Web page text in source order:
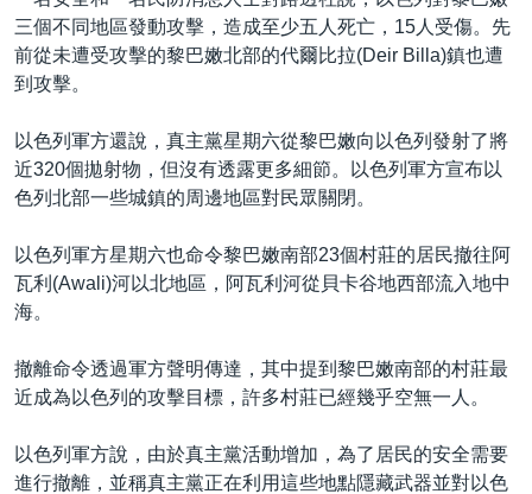
建國史話
廣播節目表
其他語言網站
三個不同地區發動攻擊，造成至少五人死亡，15人受傷。先
前從未遭受攻擊的黎巴嫩北部的代爾比拉(Deir Billa)鎮也遭
到攻擊。
以色列軍方還說，真主黨星期六從黎巴嫩向以色列發射了將
近320個拋射物，但沒有透露更多細節。以色列軍方宣布以
色列北部一些城鎮的周邊地區對民眾關閉。
以色列軍方星期六也命令黎巴嫩南部23個村莊的居民撤往阿
瓦利(Awali)河以北地區，阿瓦利河從貝卡谷地西部流入地中
海。
撤離命令透過軍方聲明傳達，其中提到黎巴嫩南部的村莊最
近成為以色列的攻擊目標，許多村莊已經幾乎空無一人。
以色列軍方說，由於真主黨活動增加，為了居民的安全需要
進行撤離，並稱真主黨正在利用這些地點隱藏武器並對以色